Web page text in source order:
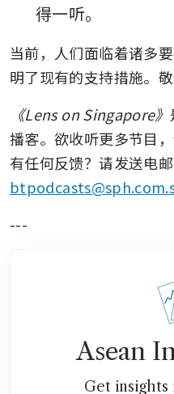
得一听。
当前，人们面临着诸多
明了现有的支持措施。敬
《Lens on Singapore》
播客。欲收听更多节目
---
Asean
Get insights